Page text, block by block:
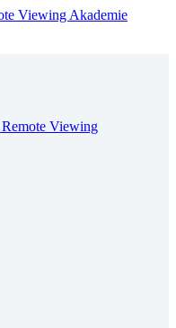
Remote Viewing